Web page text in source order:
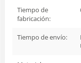
Tiempo de
fabricación:
Tiempo de envío: